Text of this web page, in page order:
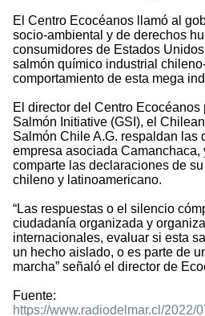
El Centro Ecocéanos llamó al
socio-ambiental y de derechos
consumidores de Estados
salmón químico industrial
comportamiento de esta mega
El director del Centro Ecocéanos
Salmón Initiative (GSI), el
Salmón Chile A.G. respaldan las
empresa asociada Camanchaca,
comparte las declaraciones de
chileno y latinoamericano.
“Las respuestas o el silencio
ciudadanía organizada y
internacionales, evaluar si esta
un hecho aislado, o es parte de
marcha” señaló el director de
Fuente:
https://www.radiodelmar.cl/2022/